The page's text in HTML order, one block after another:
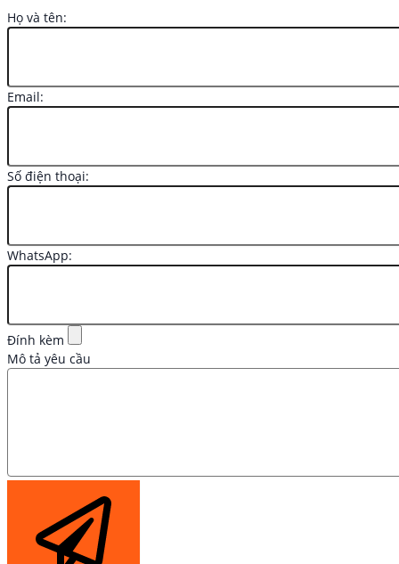
Họ và tên:
Email:
Số điện thoại:
WhatsApp:
Đính kèm
Mô tả yêu cầu